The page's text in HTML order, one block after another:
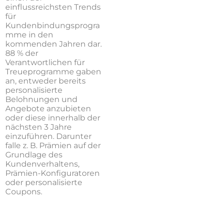
einflussreichsten Trends
für
Kundenbindungsprogra
mme in den
kommenden Jahren dar.
88 % der
Verantwortlichen für
Treueprogramme gaben
an, entweder bereits
personalisierte
Belohnungen und
Angebote anzubieten
oder diese innerhalb der
nächsten 3 Jahre
einzuführen. Darunter
falle z. B. Prämien auf der
Grundlage des
Kundenverhaltens,
Prämien-Konfiguratoren
oder personalisierte
Coupons.